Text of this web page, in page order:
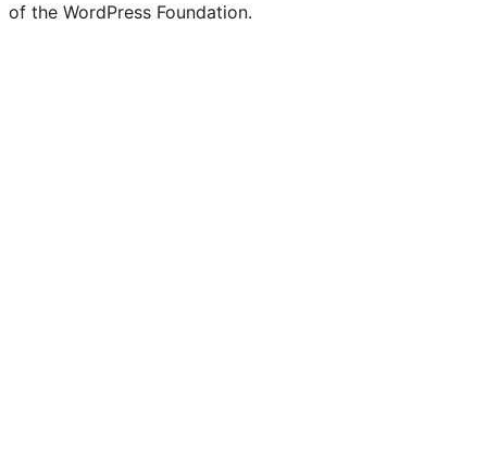
of the WordPress Foundation.